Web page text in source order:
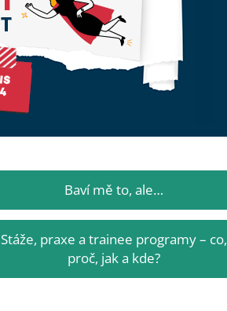
Baví mě to, ale…
Stáže, praxe a trainee programy – co,
proč, jak a kde?